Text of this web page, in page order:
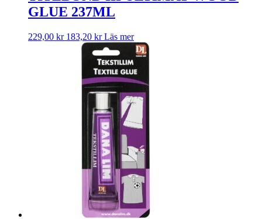
GLUE 237ML
229,00 kr 183,20 kr Läs mer